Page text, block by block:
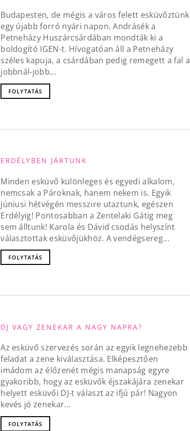
Budapesten, de mégis a város felett esküvőztünk
egy újabb forró nyári napon. Andrásék a
Petneházy Huszárcsárdában mondták ki a
boldogító IGEN-t. Hívogatóan áll a Petneházy
széles kapuja, a csárdában pedig remegett a fal a
jobbnál-jobb...
FOLYTATÁS
ERDÉLYBEN JÁRTUNK
Minden esküvő különleges és egyedi alkalom,
nemcsak a Pároknak, hanem nekem is. Egyik
júniusi hétvégén messzire utaztunk, egészen
Erdélyig! Pontosabban a Zentelaki Gátig meg
sem álltunk! Karola és Dávid csodás helyszínt
választottak esküvőjükhöz. A vendégsereg...
FOLYTATÁS
DJ VAGY ZENEKAR A NAGY NAPRA?
Az esküvő szervezés során az egyik legnehezebb
feladat a zene kiválasztása. Elképesztően
imádom az élőzenét mégis manapság egyre
gyakoribb, hogy az esküvők éjszakájára zenekar
helyett esküvői DJ-t választ az ifjú pár! Nagyon
kevés jó zenekar...
FOLYTATÁS